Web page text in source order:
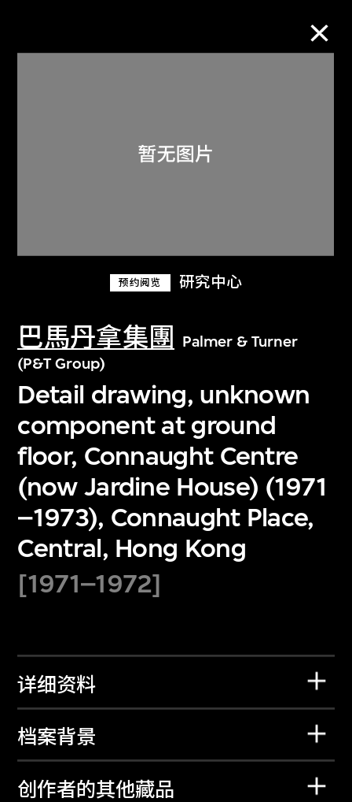
预约阅览 研究中心
巴馬丹拿集團
Palmer & Turner
(P&T Group)
Detail drawing, unknown
component at ground
floor, Connaught Centre
(now Jardine House) (1971
–1973), Connaught Place,
Central, Hong Kong
[1971–1972]
详细资料
档案背景
创作者的其他藏品
关于M+藏品
探索世界顶级的二十及二十一世纪视觉
文化藏品。